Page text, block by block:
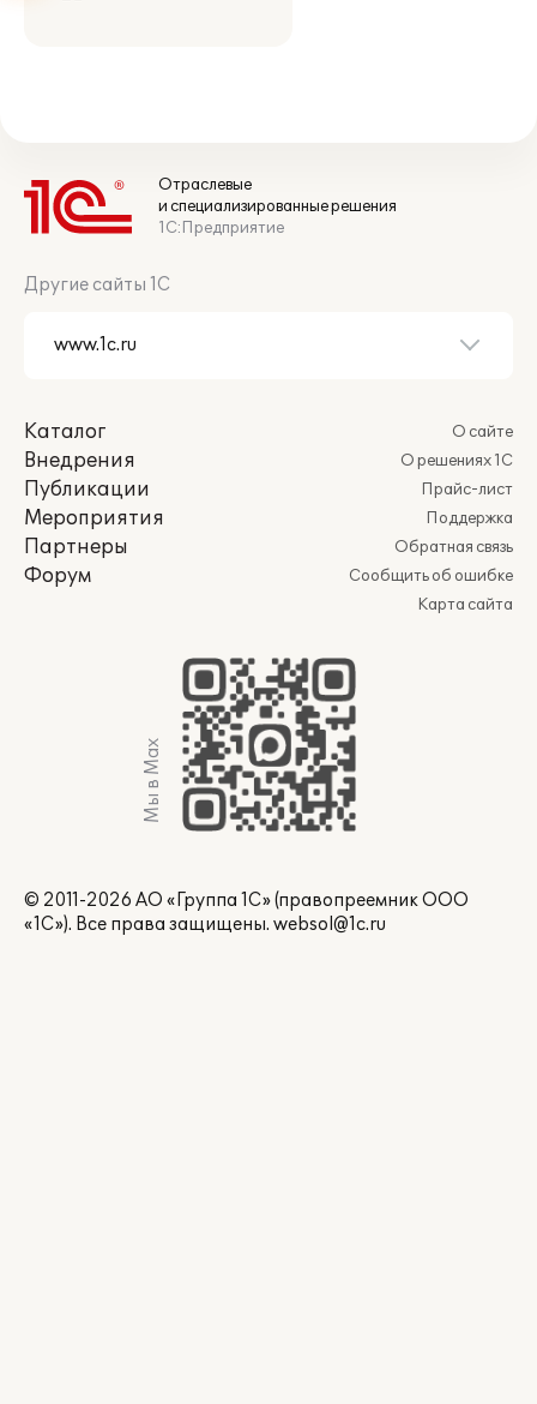
Отраслевые
и специализированные решения
1С:Предприятие
Другие сайты 1С
Каталог
Внедрения
Публикации
Мероприятия
Партнеры
Форум
О сайте
О решениях 1С
Прайс-лист
Поддержка
Обратная связь
Сообщить об ошибке
Карта сайта
Мы в Max
© 2011-2026 АО «Группа 1С» (правопреемник ООО
«1С»). Все права защищены. websol@1c.ru